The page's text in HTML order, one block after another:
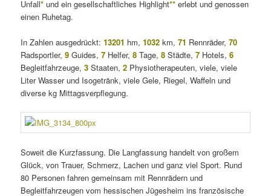
Unfall* und ein gesellschaftliches Highlight** erlebt und genossen
einen Ruhetag.
In Zahlen ausgedrückt:13201 hm,1032 km,71 Rennräder,70
Radsportler,9 Guides,7 Helfer,8 Tage,8 Städte,7 Hotels,6
Begleitfahrzeuge,3 Staaten,2 Physiotherapeuten, viele, viele
Liter Wasser und Isogetränk, viele Gele, Riegel, Waffeln und
diverse kg Mittagsverpflegung.
Soweit die Kurzfassung. Die Langfassung handelt von großem
Glück, von Trauer, Schmerz, Lachen und ganz viel Sport. Rund
80 Personen fahren gemeinsam mit Rennrädern und
Begleitfahrzeugen vom hessischen Jügesheim ins französische